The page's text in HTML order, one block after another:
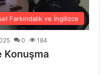
Farkındalık ve İngilizce
0 184
Konuşma